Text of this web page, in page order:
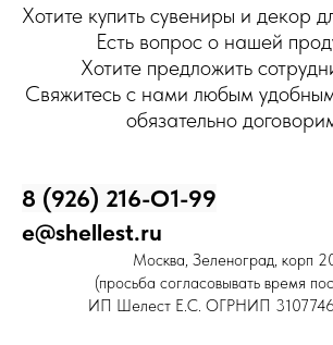
Хотите купить сувениры и декор
Есть вопрос о нашей
Хотите предложить
Свяжитесь с нами любым
обязательно
8 (926) 216-О1-99
e@shellest.ru
Москва, Зеленоград, корп
(просьба согласовывать время
ИП Шелест Е.С. ОГРНИП